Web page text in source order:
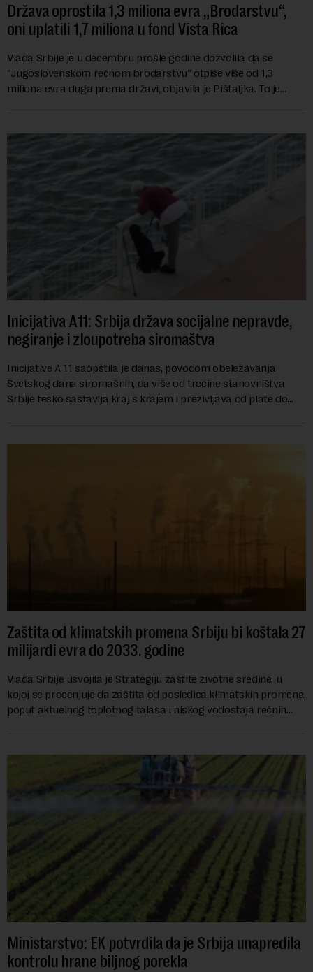
Država oprostila 1,3 miliona evra „Brodarstvu“,
oni uplatili 1,7 miliona u fond Vista Rica
Vlada Srbije je u decembru prošle godine dozvolila da se
"Jugoslovenskom rečnom brodarstvu" otpiše više od 1,3
miliona evra duga prema državi, objavila je Pištaljka. To je
Inicijativa A11: Srbija država socijalne nepravde,
negiranje i zloupotreba siromaštva
Inicijative A 11 saopštila je danas, povodom obeležavanja
Svetskog dana siromašnih, da više od trećine stanovništva
Srbije teško sastavlja kraj s krajem i preživljava od plate do
Zaštita od klimatskih promena Srbiju bi koštala 27
milijardi evra do 2033. godine
Vlada Srbije usvojila je Strategiju zaštite životne sredine, u
kojoj se procenjuje da zaštita od posledica klimatskih promena,
poput aktuelnog toplotnog talasa i niskog vodostaja rečnih
Ministarstvo: EK potvrdila da je Srbija unapredila
kontrolu hrane biljnog porekla